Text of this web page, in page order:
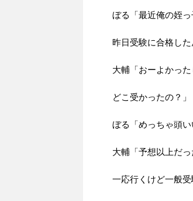
ぼる「最近俺の姪っ
昨日受験に合格した
大輔「おーよかっ
どこ受かったの？」
ぼる「めっちゃ頭い
大輔「予想以上だ
一応行くけど一般受